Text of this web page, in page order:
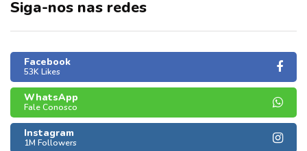
Siga-nos nas redes
Facebook
53K Likes
WhatsApp
Fale Conosco
Instagram
1M Followers